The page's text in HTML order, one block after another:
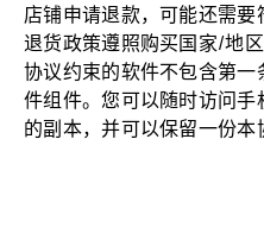
店铺申请退款，可能还需
退货政策遵照购买国家/地
协议约束的软件不包含第
件组件。您可以随时访问
的副本，并可以保留一份本